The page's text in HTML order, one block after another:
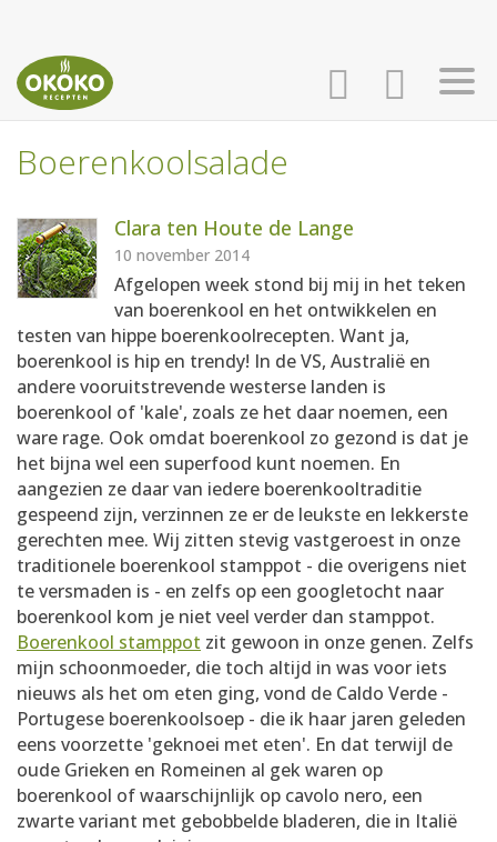
AANMELDEN
HOME
RECEPTEN
WEEKMENU'S
KOOKBOEKEN
Boerenkoolsalade
Clara ten Houte de Lange
10 november 2014
Afgelopen week stond bij mij in het teken
van boerenkool en het ontwikkelen en
testen van hippe boerenkoolrecepten. Want ja,
boerenkool is hip en trendy! In de VS, Australië en
andere vooruitstrevende westerse landen is
boerenkool of 'kale', zoals ze het daar noemen, een
ware rage. Ook omdat boerenkool zo gezond is dat je
het bijna wel een superfood kunt noemen. En
aangezien ze daar van iedere boerenkooltraditie
gespeend zijn, verzinnen ze er de leukste en lekkerste
gerechten mee. Wij zitten stevig vastgeroest in onze
traditionele boerenkool stamppot - die overigens niet
te versmaden is - en zelfs op een googletocht naar
boerenkool kom je niet veel verder dan stamppot.
Boerenkool stamppot zit gewoon in onze genen. Zelfs
mijn schoonmoeder, die toch altijd in was voor iets
nieuws als het om eten ging, vond de Caldo Verde -
Portugese boerenkoolsoep - die ik haar jaren geleden
eens voorzette 'geknoei met eten'. En dat terwijl de
oude Grieken en Romeinen al gek waren op
boerenkool of waarschijnlijk op cavolo nero, een
zwarte variant met gebobbelde bladeren, die in Italië